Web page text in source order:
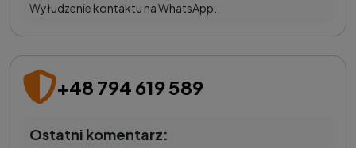
Wyłudzenie kontaktu na WhatsApp...
+48 794 619 589
Ostatni komentarz: